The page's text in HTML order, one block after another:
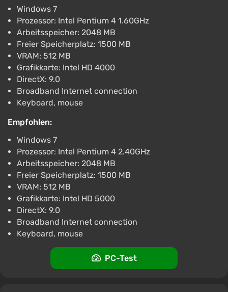
Windows 7
Prozessor: Intel Pentium 4 1.60GHz
Arbeitsspeicher: 2048 MB
Freier Speicherplatz: 1500 MB
VRAM: 512 MB
Grafikkarte: Intel HD 4000
DirectX: 9.0
Broadband Internet connection
Keyboard, mouse
Empfohlen:
Windows 7
Prozessor: Intel Pentium 4 2.40GHz
Arbeitsspeicher: 2048 MB
Freier Speicherplatz: 1500 MB
VRAM: 512 MB
Grafikkarte: Intel HD 5000
DirectX: 9.0
Broadband Internet connection
Keyboard, mouse
PC-Test